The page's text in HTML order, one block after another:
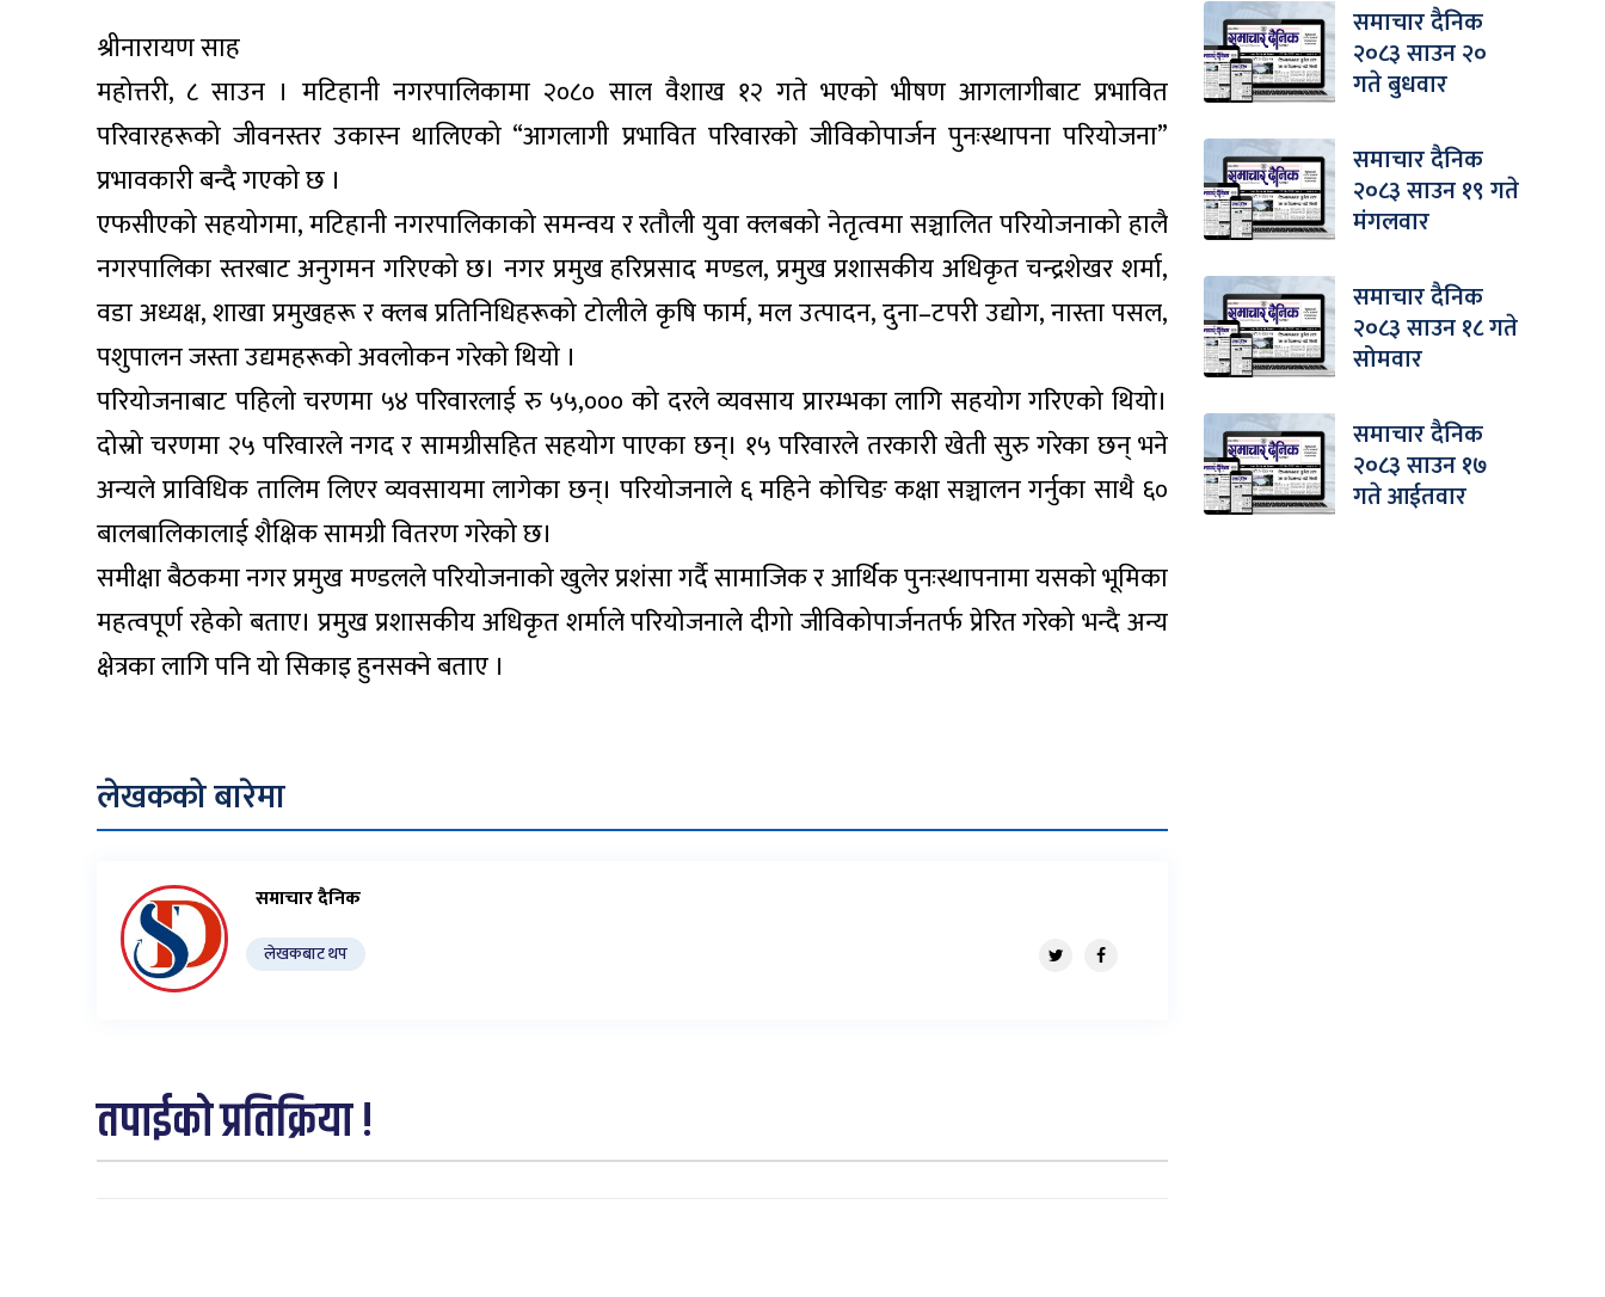
श्रीनारायण साह
महोत्तरी, ८ साउन । मटिहानी नगरपालिकामा २०८० साल वैशाख १२ गते भएको भीषण आगलागीबाट प्रभावित
परिवारहरूको जीवनस्तर उकास्न थालिएको “आगलागी प्रभावित परिवारको जीविकोपार्जन पुनःस्थापना परियोजना”
प्रभावकारी बन्दै गएको छ ।
एफसीएको सहयोगमा, मटिहानी नगरपालिकाको समन्वय र रतौली युवा क्लबको नेतृत्वमा सञ्चालित परियोजनाको हालै
नगरपालिका स्तरबाट अनुगमन गरिएको छ। नगर प्रमुख हरिप्रसाद मण्डल, प्रमुख प्रशासकीय अधिकृत चन्द्रशेखर शर्मा,
वडा अध्यक्ष, शाखा प्रमुखहरू र क्लब प्रतिनिधिहरूको टोलीले कृषि फार्म, मल उत्पादन, दुना–टपरी उद्योग, नास्ता पसल,
पशुपालन जस्ता उद्यमहरूको अवलोकन गरेको थियो ।
परियोजनाबाट पहिलो चरणमा ५४ परिवारलाई रु ५५,००० को दरले व्यवसाय प्रारम्भका लागि सहयोग गरिएको थियो।
दोस्रो चरणमा २५ परिवारले नगद र सामग्रीसहित सहयोग पाएका छन्। १५ परिवारले तरकारी खेती सुरु गरेका छन् भने
अन्यले प्राविधिक तालिम लिएर व्यवसायमा लागेका छन्। परियोजनाले ६ महिने कोचिङ कक्षा सञ्चालन गर्नुका साथै ६०
बालबालिकालाई शैक्षिक सामग्री वितरण गरेको छ।
समीक्षा बैठकमा नगर प्रमुख मण्डलले परियोजनाको खुलेर प्रशंसा गर्दै सामाजिक र आर्थिक पुनःस्थापनामा यसको भूमिका
महत्वपूर्ण रहेको बताए। प्रमुख प्रशासकीय अधिकृत शर्माले परियोजनाले दीगो जीविकोपार्जनतर्फ प्रेरित गरेको भन्दै अन्य
क्षेत्रका लागि पनि यो सिकाइ हुनसक्ने बताए ।
लेखकको बारेमा
समाचार दैनिक
लेखकबाट थप
तपाईको प्रतिक्रिया !
समाचार दैनिक
२०८३ साउन २०
गते बुधवार
समाचार दैनिक
२०८३ साउन १९ गते
मंगलवार
समाचार दैनिक
२०८३ साउन १८ गते
सोमवार
समाचार दैनिक
२०८३ साउन १७
गते आईतवार